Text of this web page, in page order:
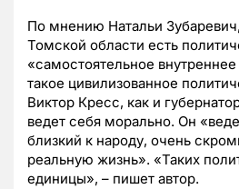
По мнению Натальи
Томской области есть
«самостоятельное
такое цивилизованное
Виктор Кресс, как и
ведет себя морально. Он
близкий к народу, очень
реальную жизнь». «Таких
единицы», – пишет автор.